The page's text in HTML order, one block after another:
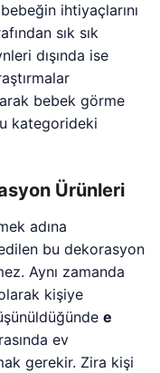
ihtiyaçlarını
sık sık
dışında ise
bebek görme
kategorideki
Ürünleri
adına
bu dekorasyon
Aynı zamanda
kişiye
e
ev
gerekir. Zira kişi